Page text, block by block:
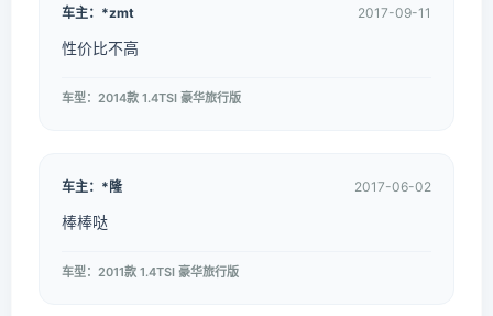
车主：*zmt 2017-09-11
性价比不高
车型：2014款 1.4TSI 豪华旅行版
车主：*隆 2017-06-02
棒棒哒
车型：2011款 1.4TSI 豪华旅行版